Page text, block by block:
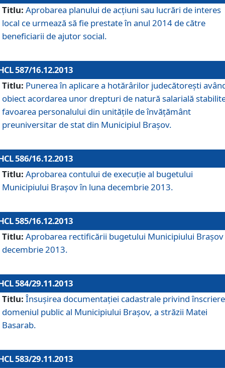
Titlu: Aprobarea planului de acţiuni sau lucrări de interes
local ce urmează să fie prestate în anul 2014 de către
beneficiarii de ajutor social.
587/16.12.2013
Titlu: Punerea în aplicare a hotărârilor judecătoreşti
obiect acordarea unor drepturi de natură salarială
favoarea personalului din unităţile de învăţământ
preuniversitar de stat din Municipiul Braşov.
586/16.12.2013
Titlu: Aprobarea contului de execuţie al bugetului
Municipiului Braşov în luna decembrie 2013.
585/16.12.2013
Titlu: Aprobarea rectificării bugetului Municipiului Braşov
decembrie 2013.
584/29.11.2013
Titlu: Însuşirea documentaţiei cadastrale privind
domeniul public al Municipiului Braşov, a străzii Matei
Basarab.
583/29.11.2013